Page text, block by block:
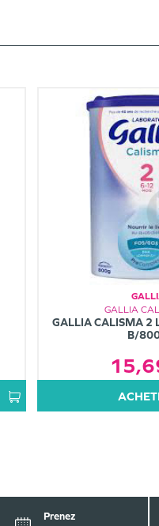
GALLIA
GALLIA CALISMA 2
B/
Prenez